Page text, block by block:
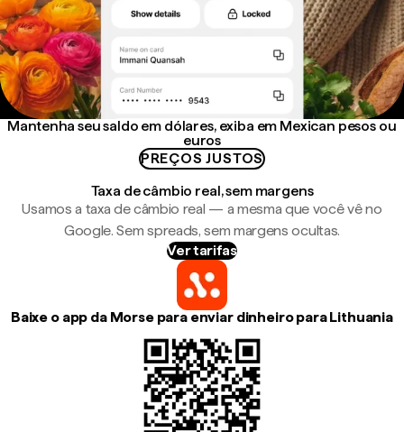
Mantenha seu saldo em dólares, exiba em Mexican pesos ou
euros
PREÇOS JUSTOS
Taxa de câmbio real, sem margens
Usamos a taxa de câmbio real — a mesma que você vê no
Google. Sem spreads, sem margens ocultas.
Ver tarifas
Baixe o app da Morse para enviar dinheiro para Lithuania